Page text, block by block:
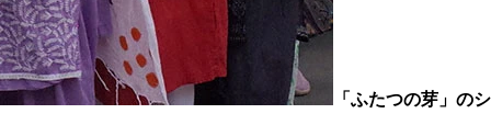
「ふたつの芽」のシ